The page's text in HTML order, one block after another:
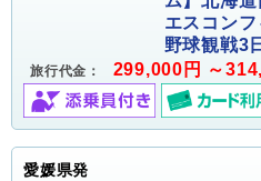
エスコン
野球観戦3
旅行代金： 299,000円 ～
愛媛県発